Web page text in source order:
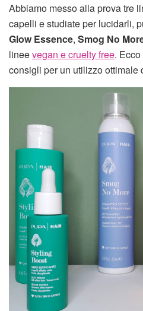
Abbiamo messo alla prova tre
capelli e studiate per lucidarli,
Glow Essence, Smog No
lineevegan e cruelty free.
consigli per un utilizzo ottimale